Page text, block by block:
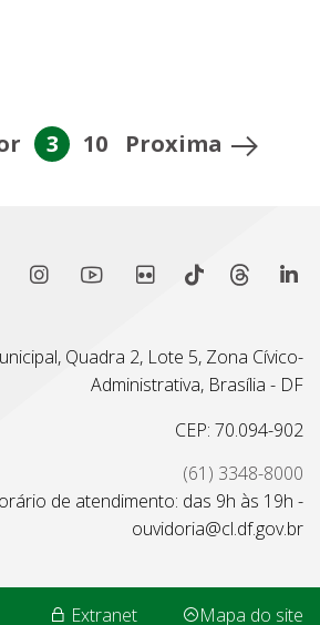
3 10 Proxima
Quadra 2, Lote 5, Zona Cívico-
Administrativa, Brasília - DF
CEP: 70.094-902
(61) 3348-8000
de atendimento: das 9h às 19h -
ouvidoria@cl.df.gov.br
Extranet Mapa do site